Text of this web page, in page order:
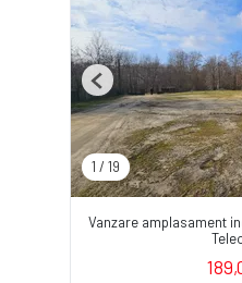
1 / 19
Previous
Vanzare amplasament